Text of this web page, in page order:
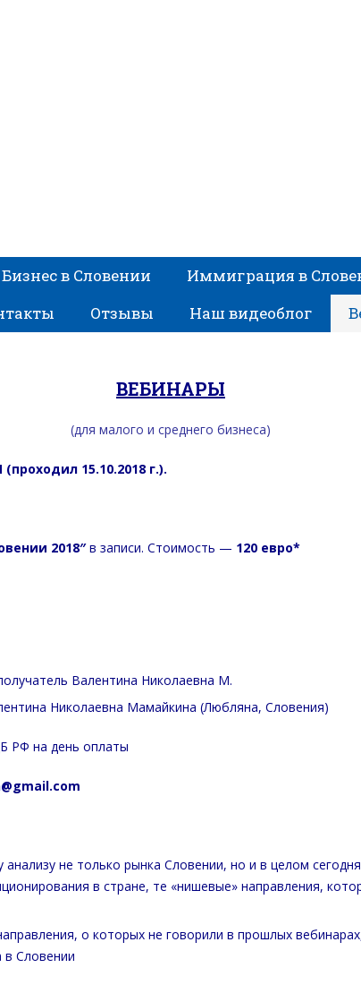
Бизнес в Словении Иммиграция в
Отзывы Наш видеоблог
Главная Вебинары
ВЕБИНАРЫ
(для малого и среднего бизнеса)
15.10.2018 г.).
2018″в записи. Стоимость — 120 евро*
Валентина Николаевна М.
Николаевна Мамайкина (Любляна, Словения)
РФ на день оплаты
не только рынка Словении, но и в целом
в стране, те «нишевые» направления,
о которых не говорили в прошлых
в Словении